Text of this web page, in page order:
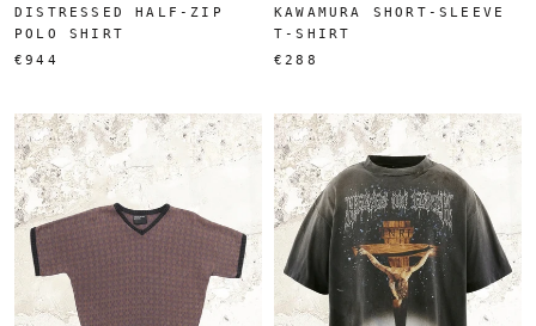
DISTRESSED HALF-ZIP
POLO SHIRT
€944
KAWAMURA SHORT-SLEEVE
T-SHIRT
€288